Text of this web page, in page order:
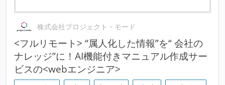
株式会社プロジェクト・モード
<フルリモート> “属人化した情報”を“ 会社の
ナレッジ”に！AI機能付きマニュアル作成サー
ビスの<webエンジニア>